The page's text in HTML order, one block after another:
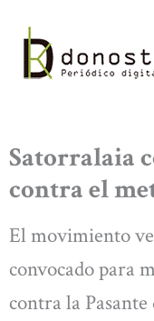
contenido
Satorralaia
contra el
El movimiento
convocado para
contra la